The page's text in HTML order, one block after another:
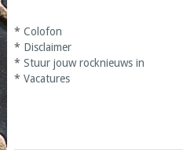
* Colofon
* Disclaimer
* Stuur jouw rocknieuws in
* Vacatures